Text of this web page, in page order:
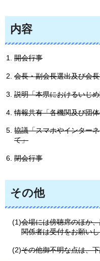
内容
開会行事
会長・副会長選出及び会
説明「本県におけるいじ
情報共有「各機関及び団
協議「スマホやインター
て」
閉会行事
その他
(1)会場には傍聴席のほか
関係者は受付をお願い
(2)その他御不明な点は、